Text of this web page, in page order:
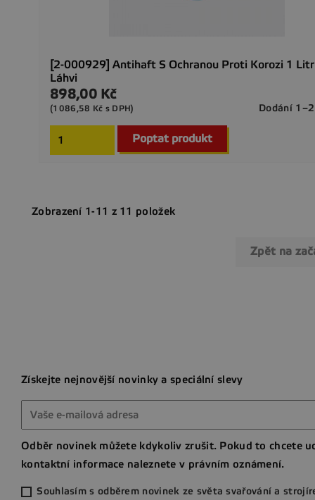
[2-000929] Antihaft S Ochranou Proti Korozi 1
Láhvi
Cena
898,00 Kč
Dodání
(1086,58 Kč s DPH)
Poptat produkt
Zobrazení 1-11 z 11 položek
Zpět na
Získejte nejnovější novinky a speciální slevy
Odběr novinek můžete kdykoliv zrušit. Pokud to chcete
kontaktní informace naleznete v právním oznámení.
Souhlasím s odběrem novinek ze světa svařování a